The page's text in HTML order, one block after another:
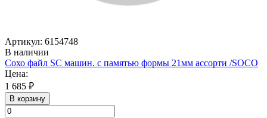
Артикул: 6154748
В наличии
Сохо файл SC машин. с памятью формы 21мм ассорти /SOСO
Цена:
1 685 ₽
В корзину